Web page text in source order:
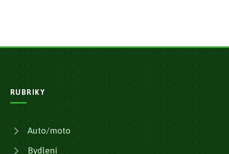
RUBRIKY
Auto/moto
Bydlení